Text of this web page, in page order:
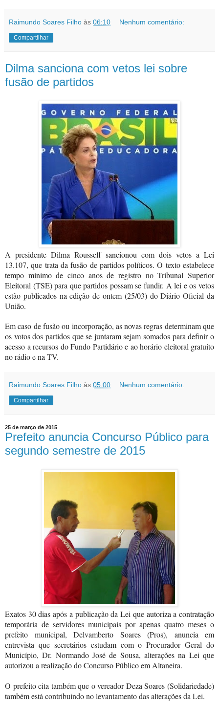
Raimundo Soares Filho às 06:10 Nenhum comentário:
Compartilhar
Dilma sanciona com vetos lei sobre
fusão de partidos
A presidente Dilma Rousseff sancionou com dois vetos a Lei
13.107, que trata da fusão de partidos políticos. O texto estabelece
tempo mínimo de cinco anos de registro no Tribunal Superior
Eleitoral (TSE) para que partidos possam se fundir. A lei e os vetos
estão publicados na edição de ontem (25/03) do Diário Oficial da
União.
Em caso de fusão ou incorporação, as novas regras determinam que
os votos dos partidos que se juntaram sejam somados para definir o
acesso a recursos do Fundo Partidário e ao horário eleitoral gratuito
no rádio e na TV.
Raimundo Soares Filho às 05:00 Nenhum comentário:
Compartilhar
25 de março de 2015
Prefeito anuncia Concurso Público para
segundo semestre de 2015
Exatos 30 dias após a publicação da Lei que autoriza a contratação
temporária de servidores municipais por apenas quatro meses o
prefeito municipal, Delvamberto Soares (Pros), anuncia em
entrevista que secretários estudam com o Procurador Geral do
Município, Dr. Normando José de Sousa, alterações na Lei que
autorizou a realização do Concurso Público em Altaneira.
O prefeito cita também que o vereador Deza Soares (Solidariedade)
também está contribuindo no levantamento das alterações da Lei.